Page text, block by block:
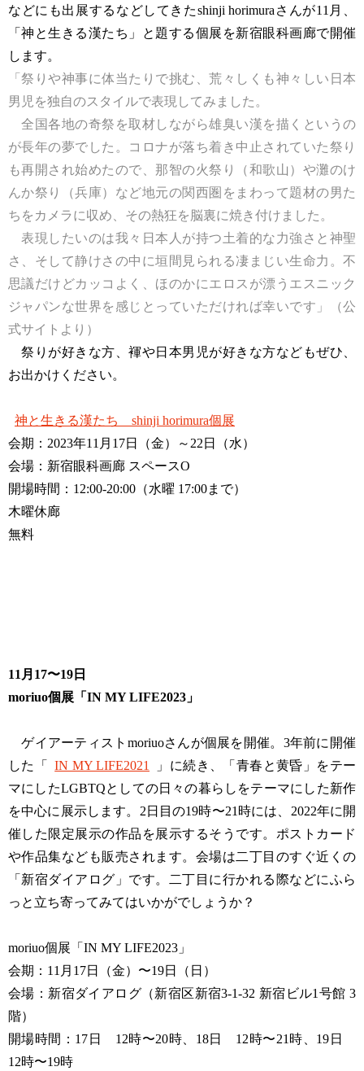
などにも出展するなどしてきたshinji horimuraさんが11月、
「神と生きる漢たち」と題する個展を新宿眼科画廊で開催
します。
「祭りや神事に体当たりで挑む、荒々しくも神々しい日本
男児を独自のスタイルで表現してみました。
全国各地の奇祭を取材しながら雄臭い漢を描くというの
が長年の夢でした。コロナが落ち着き中止されていた祭り
も再開され始めたので、那智の火祭り（和歌山）や灘のけ
んか祭り（兵庫）など地元の関西圏をまわって題材の男た
ちをカメラに収め、その熱狂を脳裏に焼き付けました。
表現したいのは我々日本人が持つ土着的な力強さと神聖
さ、そして静けさの中に垣間見られる凄まじい生命力。不
思議だけどカッコよく、ほのかにエロスが漂うエスニック
ジャパンな世界を感じとっていただければ幸いです」（公
式サイトより）
祭りが好きな方、褌や日本男児が好きな方などもぜひ、
お出かけください。
神と生きる漢たち shinji horimura個展
会期：2023年11月17日（金）～22日（水）
会場：新宿眼科画廊 スペースO
開場時間：12:00-20:00（水曜 17:00まで）
木曜休廊
無料
11月17〜19日
moriuo個展「IN MY LIFE2023」
ゲイアーティストmoriuoさんが個展を開催。3年前に開催
した「
IN MY LIFE2021
」に続き、「青春と黄昏」をテー
マにしたLGBTQとしての日々の暮らしをテーマにした新作
を中心に展示します。2日目の19時〜21時には、2022年に開
催した限定展示の作品を展示するそうです。ポストカード
や作品集なども販売されます。会場は二丁目のすぐ近くの
「新宿ダイアログ」です。二丁目に行かれる際などにふら
っと立ち寄ってみてはいかがでしょうか？
moriuo個展「IN MY LIFE2023」
会期：11月17日（金）〜19日（日）
会場：新宿ダイアログ（新宿区新宿3-1-32 新宿ビル1号館 3
階）
開場時間：17日 12時〜20時、18日 12時〜21時、19日
12時〜19時